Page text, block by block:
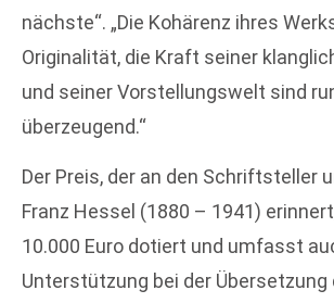
nächste“. „Die Kohärenz ihres
Originalität, die Kraft seiner
und seiner Vorstellungswelt sind
überzeugend.“
Der Preis, der an den Schriftsteller
Franz Hessel (1880 – 1941)
10.000 Euro dotiert und umfasst
Unterstützung bei der Übersetzung